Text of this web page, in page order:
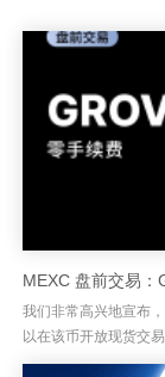
MEXC 盘前交易
我们非常高兴地宣布
以在该币开放现货交
年7月7日 15:40